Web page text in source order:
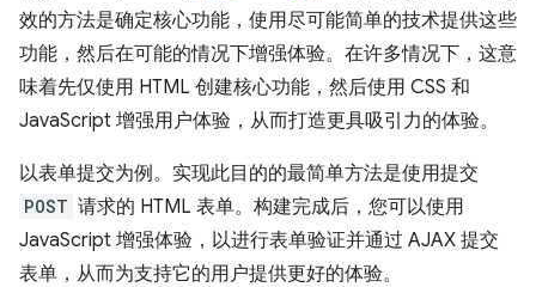
效的方法是确定核心功能，使用尽可能简单的技术提供这些
功能，然后在可能的情况下增强体验。在许多情况下，这意
味着先仅使用 HTML 创建核心功能，然后使用 CSS 和
JavaScript 增强用户体验，从而打造更具吸引力的体验。
以表单提交为例。实现此目的的最简单方法是使用提交
POST 请求的 HTML 表单。构建完成后，您可以使用
JavaScript 增强体验，以进行表单验证并通过 AJAX 提交
表单，从而为支持它的用户提供更好的体验。